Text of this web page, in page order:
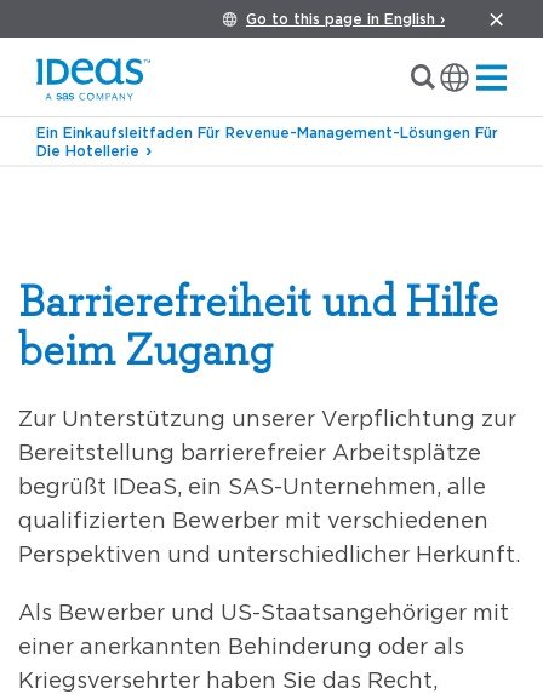
Go to this page in English ›
Ein Einkaufsleitfaden Für Revenue-Management-Lösungen Für
Die Hotellerie
Barrierefreiheit und Hilfe
beim Zugang
Zur Unterstützung unserer Verpflichtung zur
Bereitstellung barrierefreier Arbeitsplätze
begrüßt IDeaS, ein SAS-Unternehmen, alle
qualifizierten Bewerber mit verschiedenen
Perspektiven und unterschiedlicher Herkunft.
Als Bewerber und US-Staatsangehöriger mit
einer anerkannten Behinderung oder als
Kriegsversehrter haben Sie das Recht,